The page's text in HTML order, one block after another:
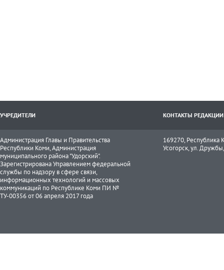
УЧРЕДИТЕЛИ КОНТАКТЫ РЕДАКЦИИ
Администрация Главы и Правительства
Республики Коми, Администрация
муниципального района "Удорский".
Зарегистрирована Управлением федеральной
службы по надзору в сфере связи,
информационных технологий и массовых
коммуникаций по Республике Коми ПИ №
ТУ-00356 от 06 апреля 2017 года
169270, Республика
Усогорск, ул.